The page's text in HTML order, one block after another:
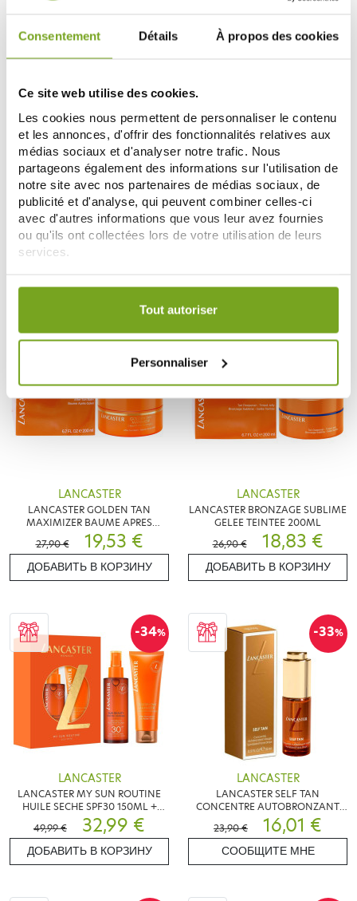
Consentement Détails À propos des cookies
Ce site web utilise des cookies.
Les cookies nous permettent de personnaliser le contenu
et les annonces, d'offrir des fonctionnalités relatives aux
médias sociaux et d'analyser notre trafic. Nous
partageons également des informations sur l'utilisation de
notre site avec nos partenaires de médias sociaux, de
publicité et d'analyse, qui peuvent combiner celles-ci
avec d'autres informations que vous leur avez fournies
ou qu'ils ont collectées lors de votre utilisation de leurs
services.
Votre choix de consentement est conservé pendant une
Tout autoriser
Personnaliser
LANCASTER
LANCASTER GOLDEN TAN
MAXIMIZER HUILE APRES SOLEIL
28,90 €
ДОБАВИТЬ В КОРЗИНУ
LANCASTER
LANCASTER GOLDEN TAN
MAXIMIZER SERUM APRES SOLEIL
ДОБАВИТЬ В КОРЗИНУ
-30
LANCASTER
LANCASTER GOLDEN TAN
MAXIMIZER BAUME APRES
SOLEIL 200ML
27,90 € 19,53 €
ДОБАВИТЬ В КОРЗИНУ
-30
LANCASTER
LANCASTER BRONZAGE SUBLIME
GELEE TEINTEE 200ML
26,90 €
18,83 €
ДОБАВИТЬ В КОРЗИНУ
-34%
LANCASTER
LANCASTER MY SUN ROUTINE
HUILE SECHE SPF30 150ML +
AFTER SUN LOTION 125ML
49,99 € 32,99 €
ДОБАВИТЬ В КОРЗИНУ
-33%
LANCASTER
LANCASTER SELF TAN
CONCENTRE AUTOBRONZANT
VISAGE 15ML
23,90 € 16,01 €
СООБЩИТЕ МНЕ